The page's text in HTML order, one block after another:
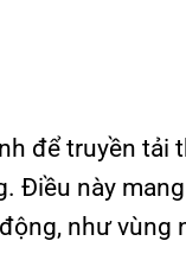
để truyền tải
này
như vùng